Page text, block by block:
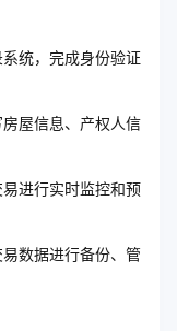
统，完成身份验证
屋信息、产权人信
进行实时监控和预
数据进行备份、管